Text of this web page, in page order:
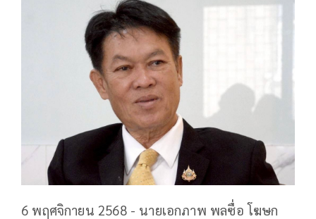
6 พฤศจิกายน 2568 - นายเอกภาพ พลซื่อ โฆษก